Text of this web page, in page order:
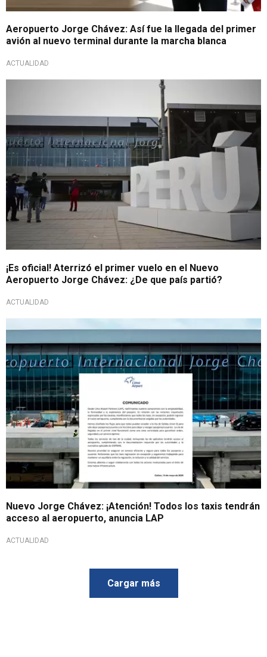
Aeropuerto Jorge Chávez: Así fue la llegada del primer
avión al nuevo terminal durante la marcha blanca
ACTUALIDAD
¡Es oficial! Aterrizó el primer vuelo en el Nuevo
Aeropuerto Jorge Chávez: ¿De que país partió?
ACTUALIDAD
Nuevo Jorge Chávez: ¡Atención! Todos los taxis tendrán
acceso al aeropuerto, anuncia LAP
ACTUALIDAD
Cargar más